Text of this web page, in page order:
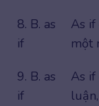
8. B. as
if
As if
một
9. B. as
if
As